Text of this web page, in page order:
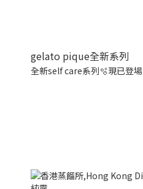
gelato pique全新系列
全新self care系列🫧現已登